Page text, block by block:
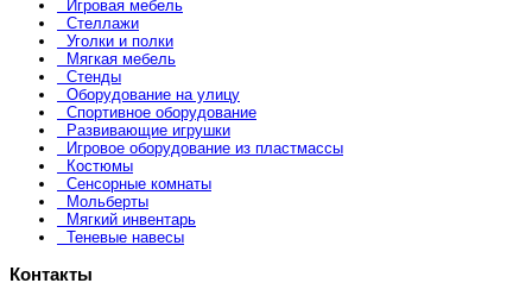
Игровая мебель
Стеллажи
Уголки и полки
Мягкая мебель
Стенды
Оборудование на улицу
Спортивное оборудование
Развивающие игрушки
Игровое оборудование из пластмассы
Костюмы
Сенсорные комнаты
Мольберты
Мягкий инвентарь
Теневые навесы
Контакты